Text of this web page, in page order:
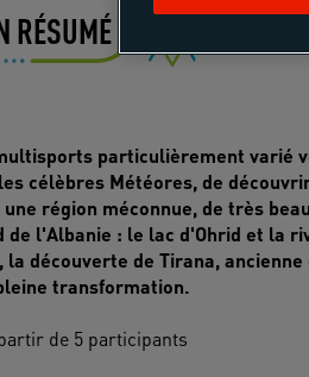
RÉSUMÉ
particulièrement varié
célèbres Météores, de
région méconnue, de très
de l'Albanie : le lac d'Ohrid et la
la découverte de Tirana,
transformation.
de 5 participants